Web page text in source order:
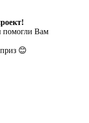
помогли Вам
😊